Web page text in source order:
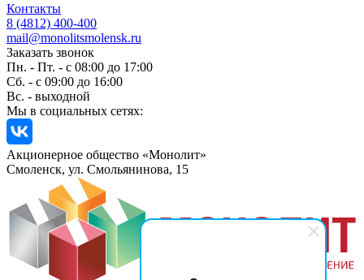
Контакты
8 (4812) 400-400
mail@monolitsmolensk.ru
Заказать звонок
Пн. - Пт. - с 08:00 до 17:00
Сб. - с 09:00 до 16:00
Вс. - выходной
Мы в социальных сетях:
Акционерное общество «Монолит»
Смоленск, ул. Смольянинова, 15